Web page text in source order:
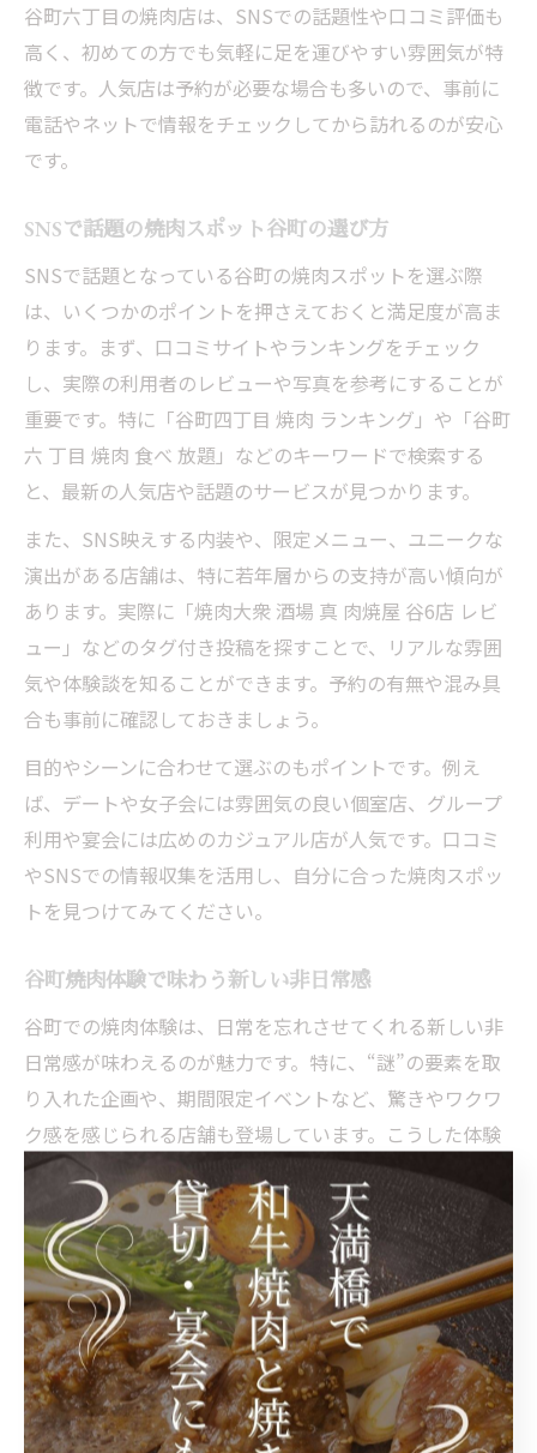
谷町六丁目の焼肉店は、SNSでの話題性や口コミ評価も
高く、初めての方でも気軽に足を運びやすい雰囲気が特
徴です。人気店は予約が必要な場合も多いので、事前に
電話やネットで情報をチェックしてから訪れるのが安心
です。
SNSで話題の焼肉スポット谷町の選び方
SNSで話題となっている谷町の焼肉スポットを選ぶ際
は、いくつかのポイントを押さえておくと満足度が高ま
ります。まず、口コミサイトやランキングをチェック
し、実際の利用者のレビューや写真を参考にすることが
重要です。特に「谷町四丁目 焼肉 ランキング」や「谷町
六 丁目 焼肉 食べ 放題」などのキーワードで検索する
と、最新の人気店や話題のサービスが見つかります。
また、SNS映えする内装や、限定メニュー、ユニークな
演出がある店舗は、特に若年層からの支持が高い傾向が
あります。実際に「焼肉大衆 酒場 真 肉焼屋 谷6店 レビ
ュー」などのタグ付き投稿を探すことで、リアルな雰囲
気や体験談を知ることができます。予約の有無や混み具
合も事前に確認しておきましょう。
目的やシーンに合わせて選ぶのもポイントです。例え
ば、デートや女子会には雰囲気の良い個室店、グループ
利用や宴会には広めのカジュアル店が人気です。口コミ
やSNSでの情報収集を活用し、自分に合った焼肉スポッ
トを見つけてみてください。
谷町焼肉体験で味わう新しい非日常感
谷町での焼肉体験は、日常を忘れさせてくれる新しい非
日常感が味わえるのが魅力です。特に、“謎”の要素を取
り入れた企画や、期間限定イベントなど、驚きやワクワ
ク感を感じられる店舗も登場しています。こうした体験
は、普段の食事とは一味違う思い出となり、リピーター
の増加にもつながっています。
実際の利用者からは「友人との集まりが特別なイベント
になった」「SNSで話題になりやすく、写真を撮る楽し
みが増えた」といった声も多く聞かれます。特に若い世
代や新しい体験を求めている方には、谷町の焼肉店はぴ
ったりのスポットです。イベント利用やサプライズ演出
を希望する場合は、事前に店舗へ相談してみるのもおす